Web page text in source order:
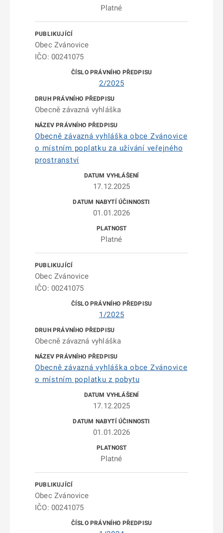
Platné
Obec Zvánovice
IČO: 00241075
2/2025
Obecně závazná vyhláška
Obecně závazná vyhláška obce Zvánovice
o místním poplatku za užívání veřejného
prostranství
17.12.2025
01.01.2026
Platné
Obec Zvánovice
IČO: 00241075
1/2025
Obecně závazná vyhláška
Obecně závazná vyhláška obce Zvánovice
o místním poplatku z pobytu
17.12.2025
01.01.2026
Platné
Obec Zvánovice
IČO: 00241075